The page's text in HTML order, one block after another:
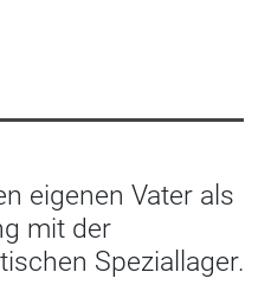
eigenen Vater als
mit der
Speziallager.